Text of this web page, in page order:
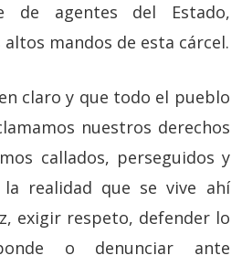
de agentes del Estado,
mandos de esta cárcel.
claro y que todo el pueblo
nuestros derechos
callados, perseguidos y
la realidad que se vive ahí
exigir respeto, defender lo
o denunciar ante